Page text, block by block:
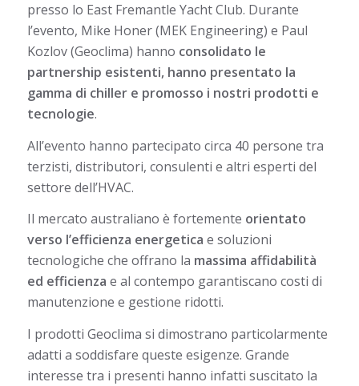
presso lo East Fremantle Yacht Club. Durante
l’evento, Mike Honer (MEK Engineering) e Paul
Kozlov (Geoclima) hanno consolidato le
partnership esistenti, hanno presentato la
gamma di chiller e promosso i nostri prodotti e
tecnologie.
All’evento hanno partecipato circa 40 persone tra
terzisti, distributori, consulenti e altri esperti del
settore dell’HVAC.
Il mercato australiano è fortemente orientato
verso l’efficienza energetica e soluzioni
tecnologiche che offrano la massima affidabilità
ed efficienza e al contempo garantiscano costi di
manutenzione e gestione ridotti.
I prodotti Geoclima si dimostrano particolarmente
adatti a soddisfare queste esigenze. Grande
interesse tra i presenti hanno infatti suscitato la